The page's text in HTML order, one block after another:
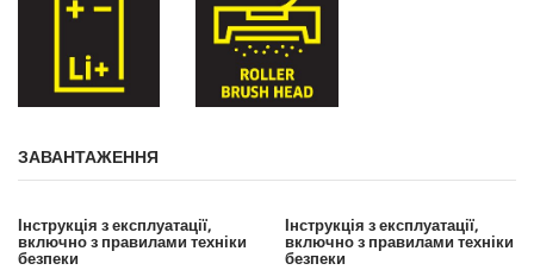
ЗАВАНТАЖЕННЯ
Інструкція з експлуатації,
включно з правилами техніки
безпеки
Інструкція з експлуатації,
включно з правилами техніки
безпеки